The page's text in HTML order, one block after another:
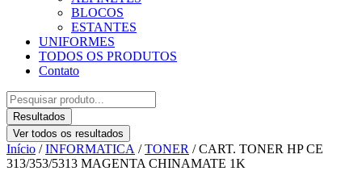
BLOCOS
ESTANTES
UNIFORMES
TODOS OS PRODUTOS
Contato
Pesquisar
...Resultados
Ver todos os resultados
Início /INFORMATICA /TONER / CART. TONER HP CE
313/353/5313 MAGENTA CHINAMATE 1K